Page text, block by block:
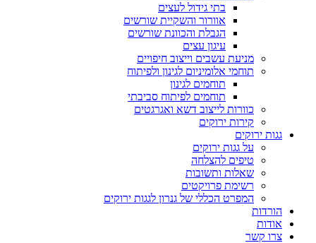
בתי גידול לעצים
אוורור והשקיית שורשים
הגבלת והכוונת שורשים
עיגון עצים
מניעת עשבים וייצוב חיפויים
תוחמי אלומיניום לגינון ולפיתוח
תוחמים לגינון
תוחמים לפיתוח סביבתי
כוורות לייצוב דשא ואגרגטים
קירות ירוקים
גגות ירוקים
על גגות ירוקים
טיפים להצלחה
שאלות ותשובות
רשימת פרויקטים
המפרט הכללי של גנרון לגגות ירוקים
הורדות
אודות
צרו קשר